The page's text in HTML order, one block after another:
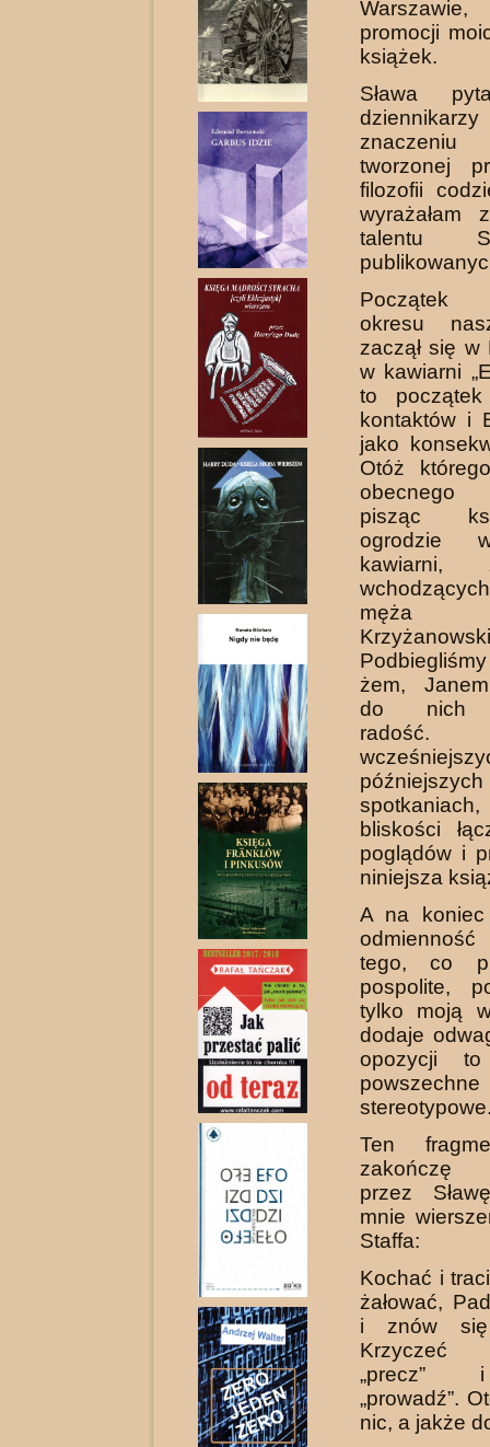
promocji
książek.
Sława
tworzonej
filozofii
wyrażałam
talentu
Początek
okresu
zaczął się w
w kawiarni
to po­czątek
kontaktów i
jako
Otóż
pisząc
ogrodzie
kawiarni,
męża
żem,
do nich
późniejszych
bliskości
poglądów i
niniejsza
A na
tego, co
pospolite,
tylko moją
dodaje
opozycji
Ten
zakończę
przez
mnie
Staffa:
Kochać i
żałować,
i znów się
Krzyczeć
„precz”
„prowadź”.
nic, a jakże